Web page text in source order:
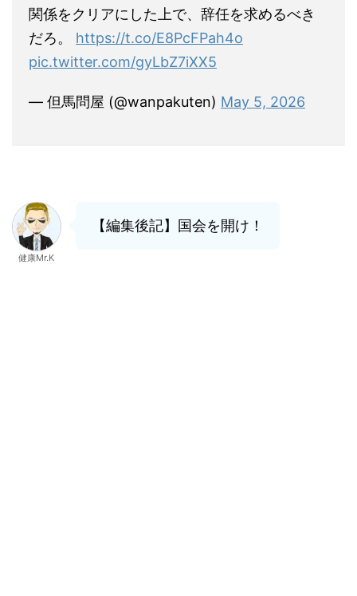
関係をクリアにした上で、辞任を求めるべき
だろ。 https://t.co/E8PcFPah4o
pic.twitter.com/gyLbZ7iXX5
— 但馬問屋 (@wanpakuten) May 5, 2026
健康Mr.K
【編集後記】国会を開け！